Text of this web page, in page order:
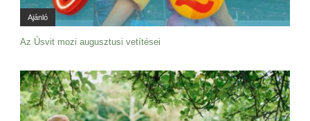
Ajánló
Az Úsvit mozi augusztusi vetítései